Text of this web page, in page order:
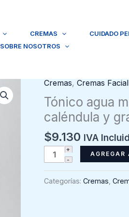
CREMAS
CUIDADO
SOBRE NOSOTROS
Cremas, Cremas
Tónico agua
caléndula y
$9.130 IVA
Tónico
agua
miscelar
Categorías: Cremas